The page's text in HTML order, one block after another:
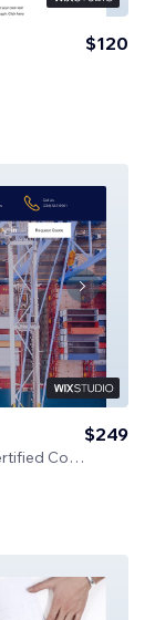
$120
Code
$249